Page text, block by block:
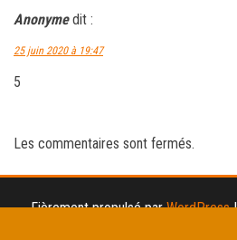
Anonyme dit :
25 juin 2020 à 19:47
5
Les commentaires sont fermés.
Fièrement propulsé parWordPress